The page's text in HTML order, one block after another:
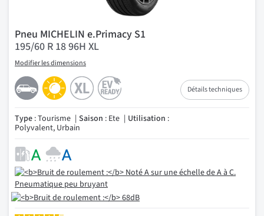
Pneu MICHELIN e.Primacy S1
195/60 R 18 96H XL
Modifier les dimensions
Détails techniques
Type : Tourisme Saison : Ete Utilisation :
Polyvalent, Urbain